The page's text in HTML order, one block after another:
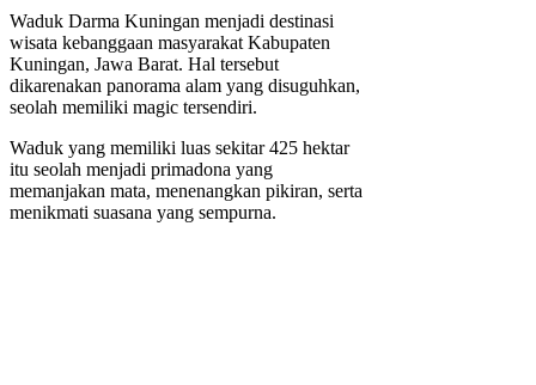
Waduk Darma Kuningan menjadi destinasi
wisata kebanggaan masyarakat Kabupaten
Kuningan, Jawa Barat. Hal tersebut
dikarenakan panorama alam yang disuguhkan,
seolah memiliki magic tersendiri.
Waduk yang memiliki luas sekitar 425 hektar
itu seolah menjadi primadona yang
memanjakan mata, menenangkan pikiran, serta
menikmati suasana yang sempurna.